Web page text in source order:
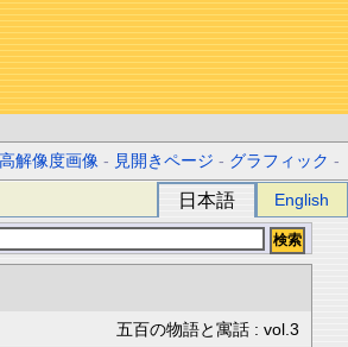
解像度画像 - 見開きページ - グラフィック -
日本語 English
五百の物語と寓話 : vol.3